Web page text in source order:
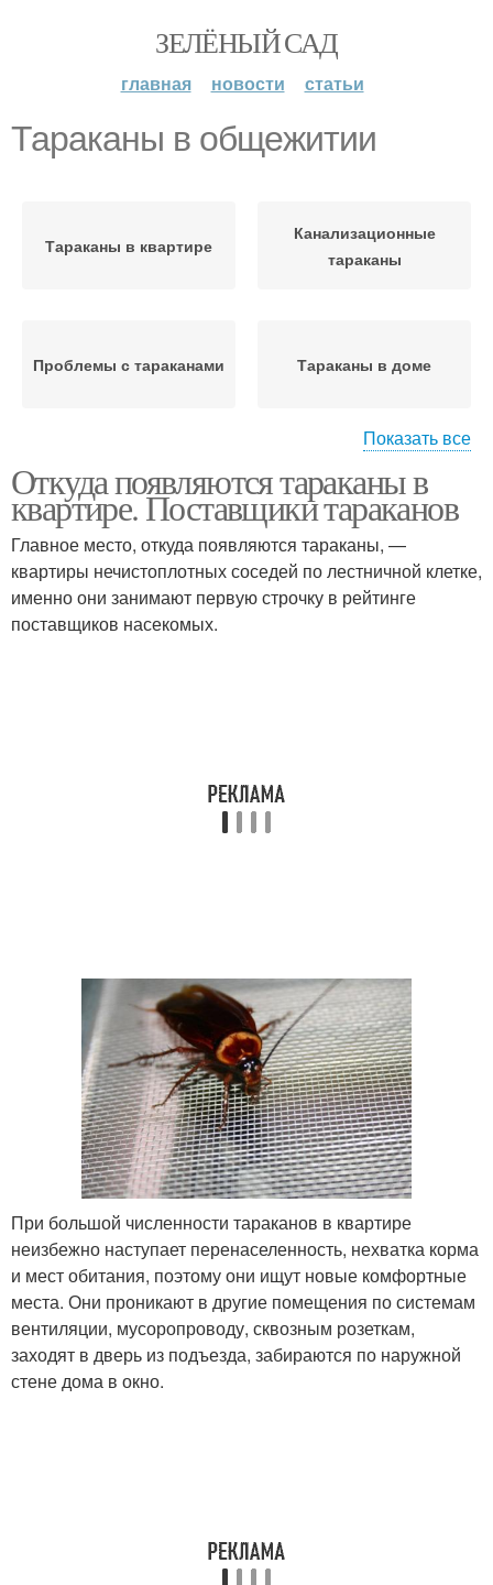
ЗЕЛЁНЫЙ САД
главная новости статьи
Тараканы в общежитии
Тараканы в квартире
Канализационные
тараканы
Проблемы с тараканами Тараканы в доме
Средства от тараканов
Показать все
Откуда появляются тараканы в
квартире. Поставщики тараканов
Главное место, откуда появляются тараканы, —
квартиры нечистоплотных соседей по лестничной клетке,
именно они занимают первую строчку в рейтинге
поставщиков насекомых.
При большой численности тараканов в квартире
неизбежно наступает перенаселенность, нехватка корма
и мест обитания, поэтому они ищут новые комфортные
места. Они проникают в другие помещения по системам
вентиляции, мусоропроводу, сквозным розеткам,
заходят в дверь из подъезда, забираются по наружной
стене дома в окно.